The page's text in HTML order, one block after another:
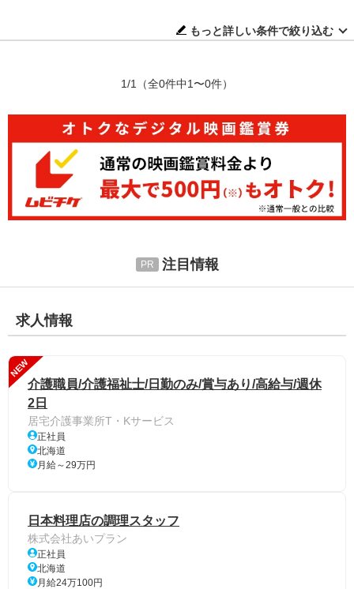
もっと詳しい条件で絞り込む
1/1 （全0件中1〜0件）
注目情報
求人情報
NEW
介護職員/介護福祉士/日勤のみ/賞与あり/高給与/週休
2日
居宅介護事業所T・Kサービス
正社員
北海道
月給～29万円
日本料理店の調理スタッフ
株式会社あいプラン
正社員
北海道
月給24万100円